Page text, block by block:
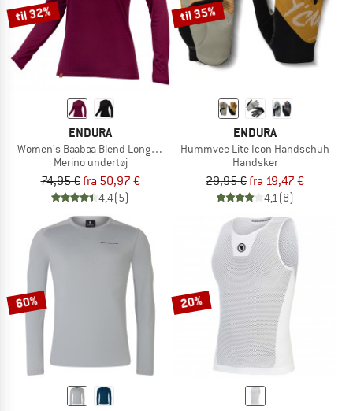
til 32%
ENDURA
Women's Baabaa Blend Longsleeve Base Layer
Merino undertøj
74,95 €fra 50,97 €
4,4(5)
til 35%
ENDURA
Hummvee Lite Icon Handschuh
Handsker
29,95 €fra 19,47 €
4,1(8)
60% 20%